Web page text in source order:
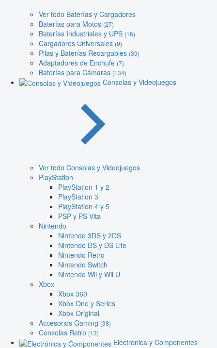
Ver todo Baterías y Cargadores
Baterías para Motos (27)
Baterías Industriales y UPS (18)
Cargadores Universales (9)
Pilas y Baterías Recargables (39)
Adaptadores de Enchufe (7)
Baterías para Cámaras (134)
Consolas y Videojuegos
Ver todo Consolas y Videojuegos
PlayStation
PlayStation 1 y 2
PlayStation 3
PlayStation 4 y 5
PSP y PS Vita
Nintendo
Nintendo 3DS y 2DS
Nintendo DS y DS Lite
Nintendo Retro
Nintendo Switch
Nintendo Wii y Wii U
Xbox
Xbox 360
Xbox One y Series
Xbox Original
Accesorios Gaming (38)
Consolas Retro (13)
Electrónica y Componentes